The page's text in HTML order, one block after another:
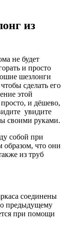
из
не будет
и просто
шезлонги
сделать его
этой
и дёшево,
увидите
своими руками.
собой при
что они
из труб
соединены
предыдущему
при помощи